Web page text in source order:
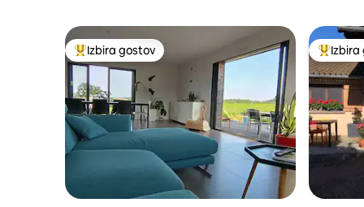
Najbolj priljubljena prenočišča z značko »Izbira gostov«
Izbira gostov Najbolj
Izbira